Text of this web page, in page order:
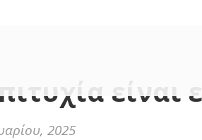
είναι
2025